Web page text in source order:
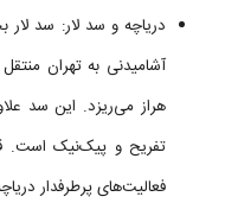
دریاچه و سد لار: سد
آشامیدنی به تهران
هراز می‌ریزد. این سد
تفریح و پیک‌نیک است.
فعالیت‌های پرطرفدار